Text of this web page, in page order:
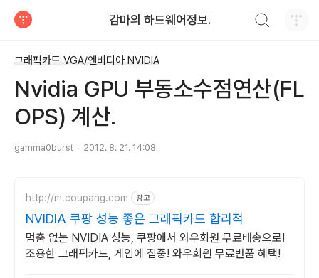
감마의 하드웨어정보.
그래픽카드 VGA/엔비디아 NVIDIA
Nvidia GPU 부동소수점연산(FL
OPS) 계산.
gamma0burst 2012. 8. 21. 14:08
http://m.coupang.com 광고
NVIDIA 쿠팡 성능 좋은 그래픽카드 합리적
멈춤 없는 NVIDIA 성능, 쿠팡에서 와우회원 무료배송으로!
조용한 그래픽카드, 게임에 집중! 와우회원 무료반품 혜택!